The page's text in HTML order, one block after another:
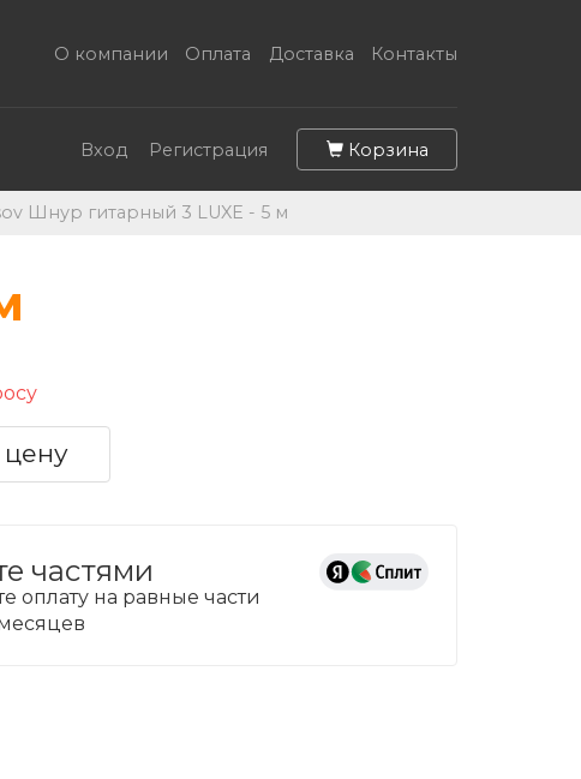
О компании Оплата Доставка Контакты
Вход Регистрация Корзина
Шнур гитарный 3 LUXE - 5 м
цену
частями
оплату на равные части